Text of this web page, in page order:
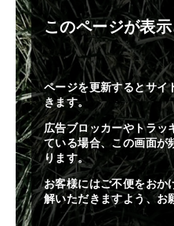
このページが表
ページを更新するとサイ
きます。
広告ブロッカーやトラッ
ている場合、この画面が
ります。
お客様にはご不便をおか
解いただきますよう、お